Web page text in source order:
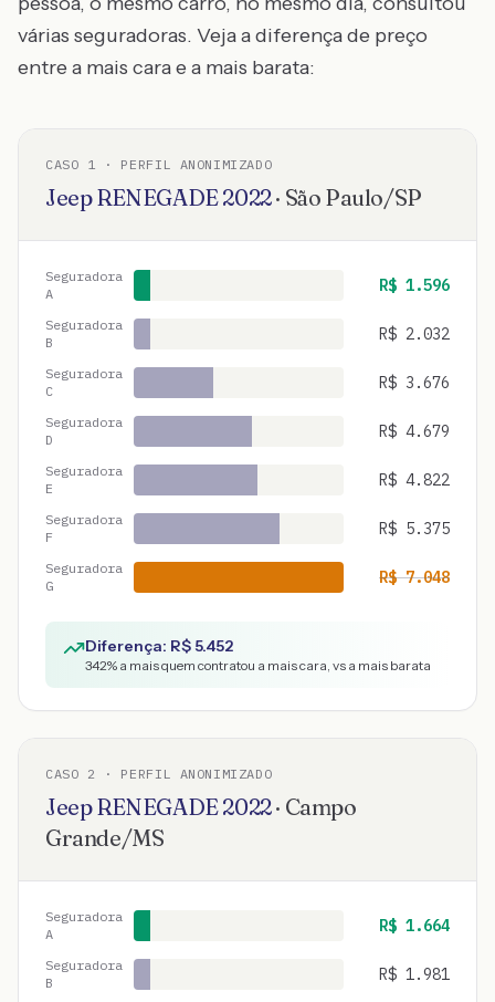
várias seguradoras. Veja a diferença de preço
entre a mais cara e a mais barata:
CASO 1 · PERFIL ANONIMIZADO
JeepRENEGADE2022· São Paulo/SP
Seguradora
A
R$ 1.596
Seguradora
B
R$ 2.032
Seguradora
C
R$ 3.676
Seguradora
D
R$ 4.679
Seguradora
E
R$ 4.822
Seguradora
F
R$ 5.375
Seguradora
G
R$7.048
Diferença: R$5.452
342% a mais quem contratou a mais cara, vs a mais barata
CASO 2 · PERFIL ANONIMIZADO
JeepRENEGADE2022· Campo
Grande/MS
Seguradora
A
R$ 1.664
Seguradora
B
R$ 1.981